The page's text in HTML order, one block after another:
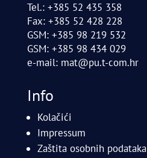
Tel.: +385 52 435 358
Fax: +385 52 428 228
GSM: +385 98 219 532
GSM: +385 98 434 029
e-mail: mat@pu.t-com.hr
Info
Kolačići
Impressum
Zaštita osobnih podataka